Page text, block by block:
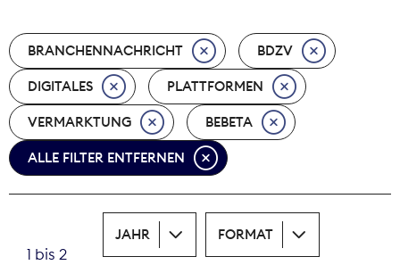
Nachhaltigkeit
Nachwuchs
Nova Award
BRANCHENNACHRICHT BDZV
DIGITALES PLATTFORMEN
VERMARKTUNG BEBETA
ALLE FILTER ENTFERNEN
1 bis 2
JAHR FORMAT